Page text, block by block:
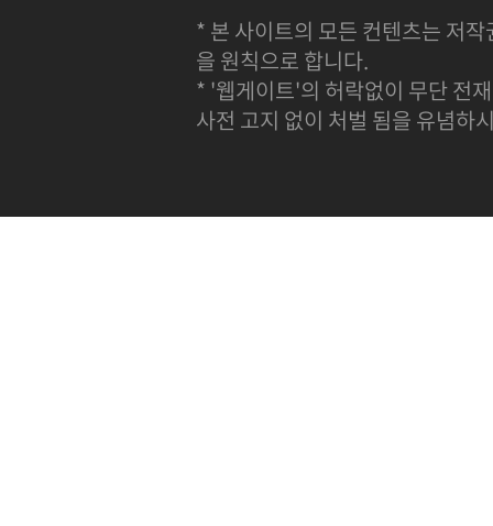
* 본 사이트의 모든 컨텐츠는 저
을 원칙으로 합니다.
* '웹게이트'의 허락없이 무단 전
사전 고지 없이 처벌 됨을 유념하